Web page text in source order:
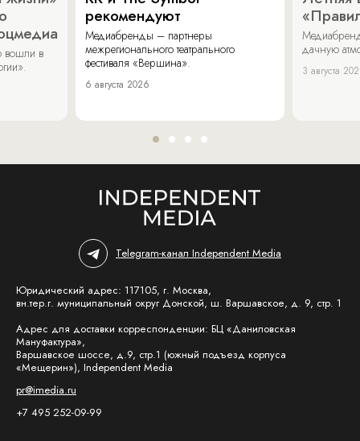
вошли в
рекомендуют
Медиабренды – партнеры
межрегионального театрального
фестиваля «Вершина».
6 августа 2026
дачную
3 августа
Telegram-канал Independent Media
Юридический адрес: 117105, г. Москва,
вн.тер.г. муниципальный округ Донской, ш. Варшавское, д. 9, стр. 1
Адрес для доставки корреспонденции: БЦ «Даниловская
Мануфактура»,
Варшавское шоссе, д.9, стр.1 (южный подъезд корпуса
«Мещерин»), Independent Media
pr@imedia.ru
+7 495 252-09-99